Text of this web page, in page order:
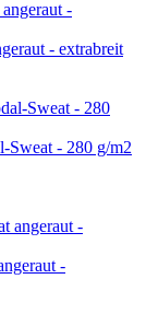
- extrabreit
Sweat - 280 g/m2
-